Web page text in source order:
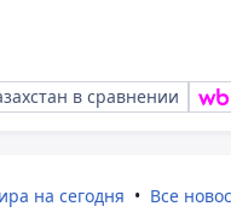
в сравнении
на сегодня Все